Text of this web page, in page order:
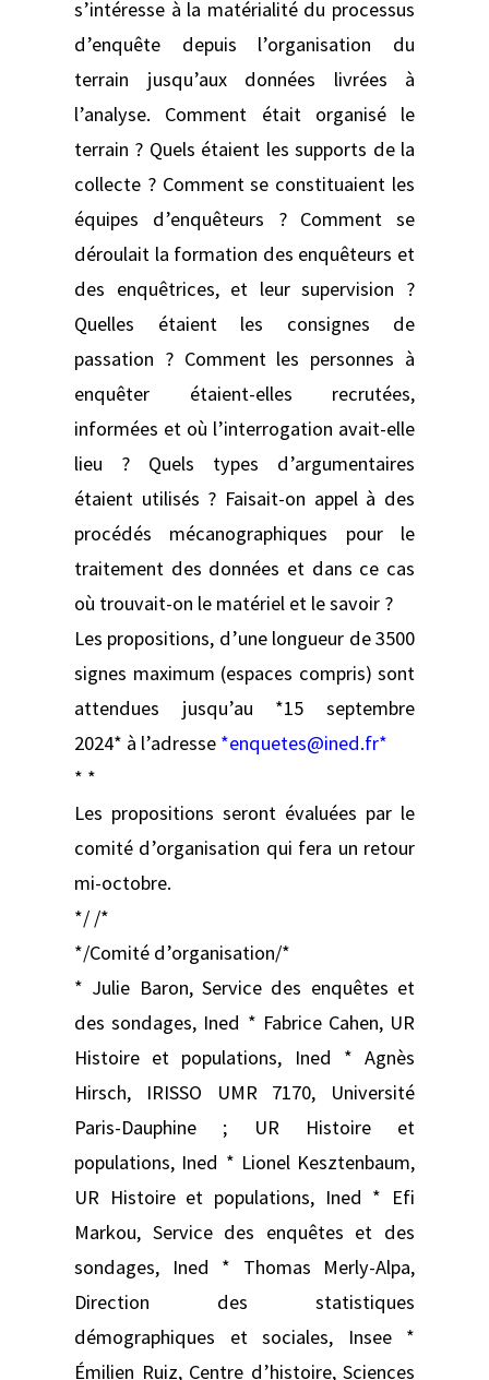
s’intéresse à la matérialité du processus
d’enquête depuis l’organisation du
terrain jusqu’aux données livrées à
l’analyse. Comment était organisé le
terrain ? Quels étaient les supports de la
collecte ? Comment se constituaient les
équipes d’enquêteurs ? Comment se
déroulait la formation des enquêteurs et
des enquêtrices, et leur supervision ?
Quelles étaient les consignes de
passation ? Comment les personnes à
enquêter étaient-elles recrutées,
informées et où l’interrogation avait-elle
lieu ? Quels types d’argumentaires
étaient utilisés ? Faisait-on appel à des
procédés mécanographiques pour le
traitement des données et dans ce cas
où trouvait-on le matériel et le savoir ?
Les propositions, d’une longueur de 3500
signes maximum (espaces compris) sont
attendues jusqu’au *15 septembre
2024* à l’adresse *enquetes@ined.fr*
* *
Les propositions seront évaluées par le
comité d’organisation qui fera un retour
mi-octobre.
*/ /*
*/Comité d’organisation/*
* Julie Baron, Service des enquêtes et
des sondages, Ined * Fabrice Cahen, UR
Histoire et populations, Ined * Agnès
Hirsch, IRISSO UMR 7170, Université
Paris-Dauphine ; UR Histoire et
populations, Ined * Lionel Kesztenbaum,
UR Histoire et populations, Ined * Efi
Markou, Service des enquêtes et des
sondages, Ined * Thomas Merly-Alpa,
Direction des statistiques
démographiques et sociales, Insee *
Émilien Ruiz, Centre d’histoire, Sciences